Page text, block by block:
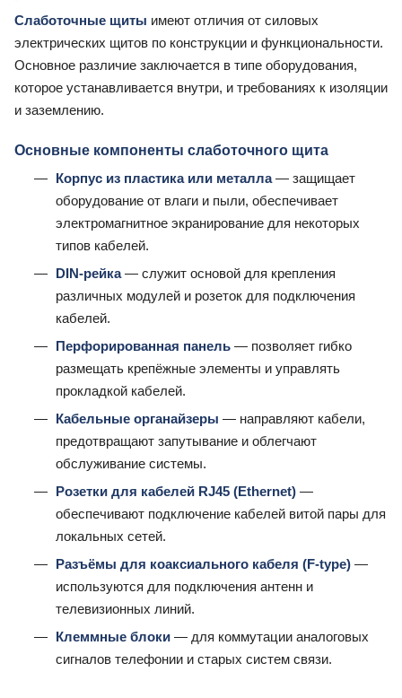
Слаботочные щиты имеют отличия от силовых
электрических щитов по конструкции и функциональности.
Основное различие заключается в типе оборудования,
которое устанавливается внутри, и требованиях к изоляции
и заземлению.
Основные компоненты слаботочного щита
Корпус из пластика или металла— защищает
оборудование от влаги и пыли, обеспечивает
электромагнитное экранирование для некоторых
типов кабелей.
DIN-рейка— служит основой для крепления
различных модулей и розеток для подключения
кабелей.
Перфорированная панель — позволяет гибко
размещать крепёжные элементы и управлять
прокладкой кабелей.
Кабельные органайзеры — направляют кабели,
предотвращают запутывание и облегчают
обслуживание системы.
Розетки для кабелей RJ45 (Ethernet) —
обеспечивают подключение кабелей витой пары для
локальных сетей.
Разъёмы для коаксиального кабеля (F-type) —
используются для подключения антенн и
телевизионных линий.
Клеммные блоки — для коммутации аналоговых
сигналов телефонии и старых систем связи.